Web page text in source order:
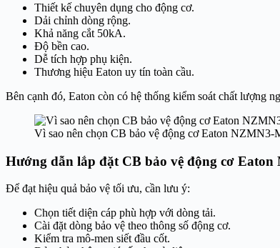
Thiết kế chuyên dụng cho động cơ.
Dải chỉnh dòng rộng.
Khả năng cắt 50kA.
Độ bền cao.
Dễ tích hợp phụ kiện.
Thương hiệu Eaton uy tín toàn cầu.
Bên cạnh đó, Eaton còn có hệ thống kiểm soát chất lượng
Vì sao nên chọn CB bảo vệ động cơ Eaton NZMN3-
Hướng dẫn lắp đặt CB bảo vệ động cơ
Để đạt hiệu quả bảo vệ tối ưu, cần lưu ý:
Chọn tiết diện cáp phù hợp với dòng tải.
Cài đặt dòng bảo vệ theo thông số động cơ.
Kiểm tra mô-men siết đầu cốt.